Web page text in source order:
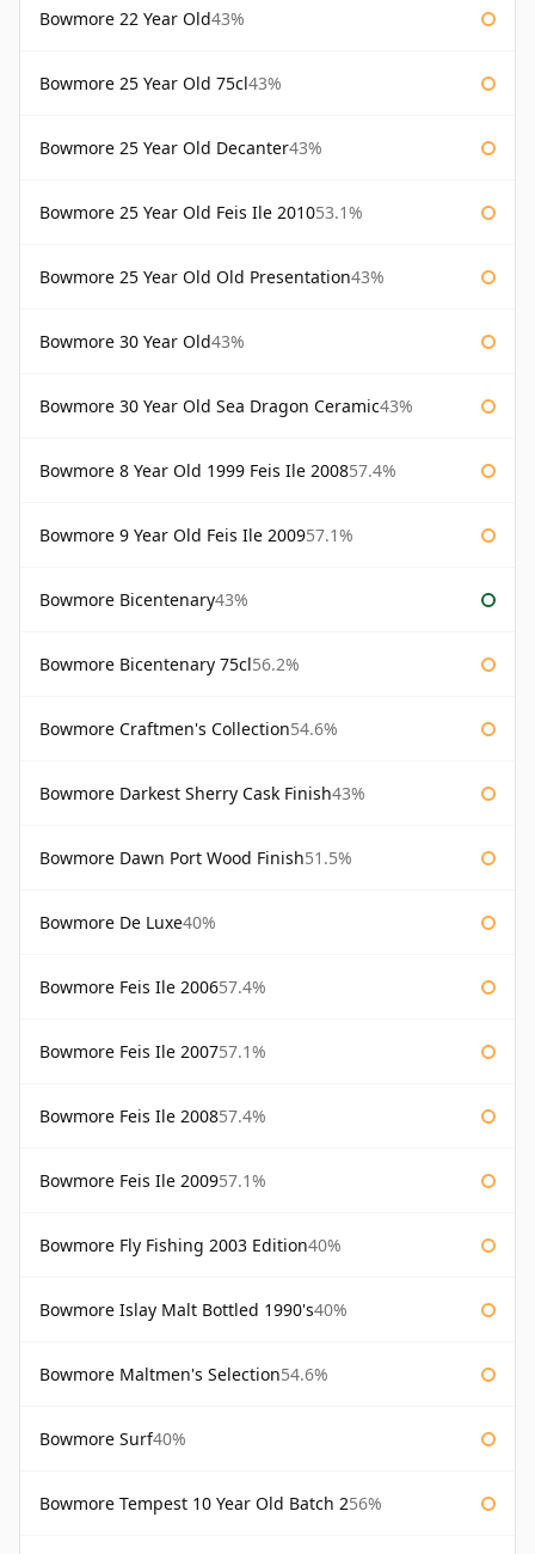
Bowmore 22 Year Old43%
Bowmore 25 Year Old 75cl43%
Bowmore 25 Year Old Decanter43%
Bowmore 25 Year Old Feis Ile 201053.1%
Bowmore 25 Year Old Old Presentation43%
Bowmore 30 Year Old43%
Bowmore 30 Year Old Sea Dragon Ceramic43%
Bowmore 8 Year Old 1999 Feis Ile 200857.4%
Bowmore 9 Year Old Feis Ile 200957.1%
Bowmore Bicentenary43%
Bowmore Bicentenary 75cl56.2%
Bowmore Craftmen's Collection54.6%
Bowmore Darkest Sherry Cask Finish43%
Bowmore Dawn Port Wood Finish51.5%
Bowmore De Luxe40%
Bowmore Feis Ile 200657.4%
Bowmore Feis Ile 200757.1%
Bowmore Feis Ile 200857.4%
Bowmore Feis Ile 200957.1%
Bowmore Fly Fishing 2003 Edition40%
Bowmore Islay Malt Bottled 1990's40%
Bowmore Maltmen's Selection54.6%
Bowmore Surf40%
Bowmore Tempest 10 Year Old Batch 256%